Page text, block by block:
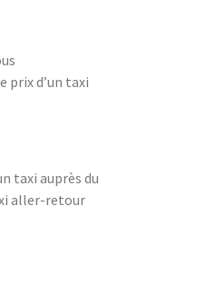
prix d’un taxi
taxi auprès du
aller-retour